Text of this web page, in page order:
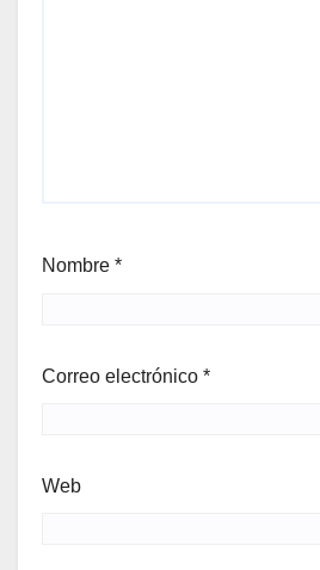
Nombre *
Correo electrónico *
Web